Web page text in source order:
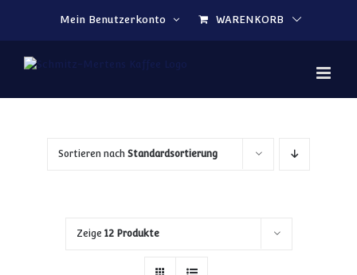
Mein Benutzerkonto
WARENKORB
Sortieren nach Standardsortierung
Zeige 12 Produkte